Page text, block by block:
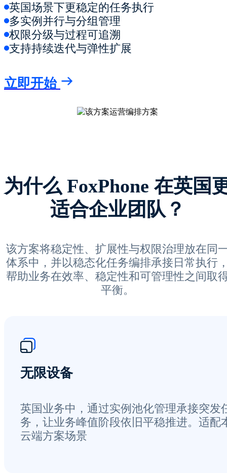
英国场景下更稳定的任务执行
多实例并行与分组管理
权限分级与过程可追溯
支持持续迭代与弹性扩展
立即开始
为什么 FoxPhone 在英国
适合企业团队？
该方案将稳定性、扩展性与权限治理放在同
体系中，并以稳态化任务编排承接日常执行
帮助业务在效率、稳定性和可管理性之间取
平衡。
无限设备
英国业务中，通过实例池化管理承接突发
务，让业务峰值阶段依旧平稳推进。适配
云端方案场景